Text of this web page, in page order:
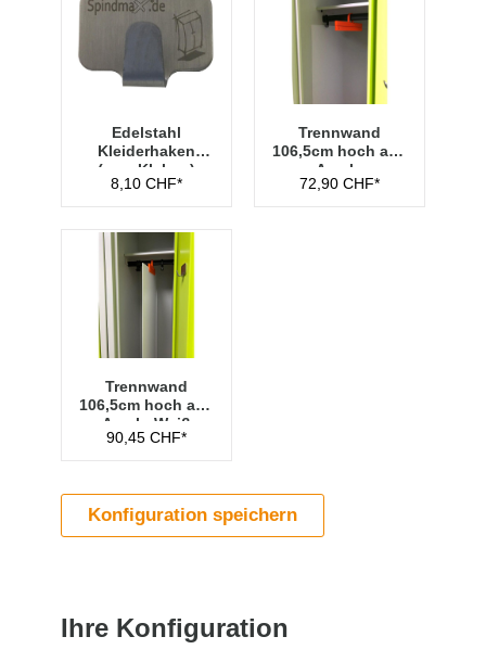
Edelstahl
Kleiderhaken
(zum Kleben)
8,10 CHF*
Trennwand
106,5cm hoch aus
Acryl -
Transparent
72,90 CHF*
Trennwand
106,5cm hoch aus
Acryl - Weiß
90,45 CHF*
Konfiguration speichern
Ihre Konfiguration